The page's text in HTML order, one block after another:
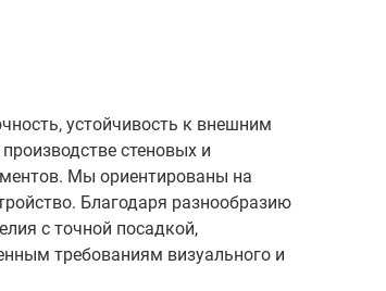
устойчивость к внешним
стеновых и
Мы ориентированы на
Благодаря разнообразию
с точной посадкой,
требованиям визуального и